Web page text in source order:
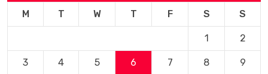
M T W T F S S
1 2
3 4 5 6 7 8 9